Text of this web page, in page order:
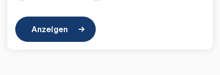
Anzeigen